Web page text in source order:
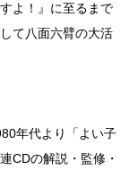
よ！』に至るまで
て八面六臂の大活
年代より「よい子
CDの解説・監修・